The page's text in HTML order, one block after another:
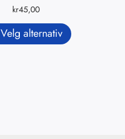
kr45,00
Velg alternativ